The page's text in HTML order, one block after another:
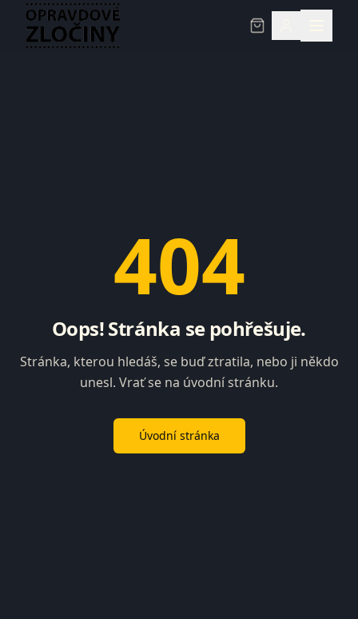
404
Oops! Stránka se pohřešuje.
Stránka, kterou hledáš, se buď ztratila, nebo ji někdo
unesl. Vrať se na úvodní stránku.
Úvodní stránka